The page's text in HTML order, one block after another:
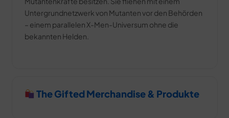
Untergrundnetzwerk von Mutanten vor den Behörden
– einem parallelen X-Men-Universum ohne die
bekannten Helden.
The Gifted Merchandise & Produkte